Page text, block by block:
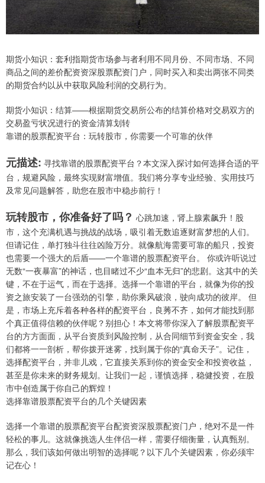
期货小知识：套利指期货市场参与者利用不同月份、不同市场、不同
商品之间的差价配资资深股票配资门户，同时买入和卖出两张不同类
的期货合约以从中获取风险利润的交易行为。
期货小知识：结算——根据期货交易所公布的结算价格对交易双方的
交易盈亏状况进行的资金清算划转
靠谱的股票配资平台：玩转股市，你需要一个可靠的伙伴
元描述: 寻找靠谱的股票配资平台？本文深入探讨如何选择合适的平
台，规避风险，最终实现财富增值。我们将分享专业经验、实用技巧
及常见问题解答，助您在股市中稳步前行！
玩转股市，你准备好了吗？ 心跳加速，肾上腺素飙升！股
市，这个充满机遇与挑战的战场，吸引着无数追逐财富梦想的人们。
但请记住，单打独斗往往凶险万分。就像航海需要可靠的船只，投资
也需要一个强大的后盾——一个靠谱的股票配资平台。 你或许听说过
无数“一夜暴富”的神话，也目睹过不少“血本无归”的悲剧。这其中的关
键，不在于运气，而在于选择。选择一个靠谱的平台，就像为你的投
资之旅安装了一台强劲的引擎，助你乘风破浪，驶向成功的彼岸。 但
是，市场上充斥着各种各样的配资平台，良莠不齐，如何才能找到那
个真正值得信赖的伙伴呢？别担心！本文将带你深入了解股票配资平
台的方方面面，从平台资质到风险控制，从合同细节到资金安全，我
们都将一一剖析，帮你拨开迷雾，找到属于你的“真命天子”。记住，
选择配资平台，并非儿戏，它直接关系到你的资金安全和投资收益，
甚至是你未来的财务规划。让我们一起，谨慎选择，稳健投资，在股
市中创造属于你自己的辉煌！
选择靠谱股票配资平台的几个关键因素
选择一个靠谱的股票配资平台配资资深股票配资门户，绝对不是一件
轻松的事儿。这就像挑选人生伴侣一样，需要仔细衡量，认真甄别。
那么，我们该如何做出明智的选择呢？以下几个关键因素，你必须牢
记在心！